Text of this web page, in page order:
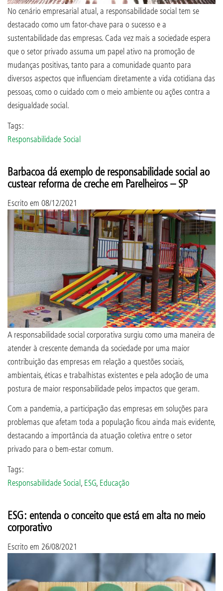
No cenário empresarial atual, a responsabilidade social tem se
destacado como um fator-chave para o sucesso e a
sustentabilidade das empresas. Cada vez mais a sociedade espera
que o setor privado assuma um papel ativo na promoção de
mudanças positivas, tanto para a comunidade quanto para
diversos aspectos que influenciam diretamente a vida cotidiana das
pessoas, como o cuidado com o meio ambiente ou ações contra a
desigualdade social.
Tags:
Responsabilidade Social
Barbacoa dá exemplo de responsabilidade social ao
custear reforma de creche em Parelheiros – SP
Escrito em 08/12/2021
A responsabilidade social corporativa surgiu como uma maneira de
atender à crescente demanda da sociedade por uma maior
contribuição das empresas em relação a questões sociais,
ambientais, éticas e trabalhistas existentes e pela adoção de uma
postura de maior responsabilidade pelos impactos que geram.
Com a pandemia, a participação das empresas em soluções para
problemas que afetam toda a população ficou ainda mais evidente,
destacando a importância da atuação coletiva entre o setor
privado para o bem-estar comum.
Tags:
Responsabilidade Social, ESG, Educação
ESG: entenda o conceito que está em alta no meio
corporativo
Escrito em 26/08/2021